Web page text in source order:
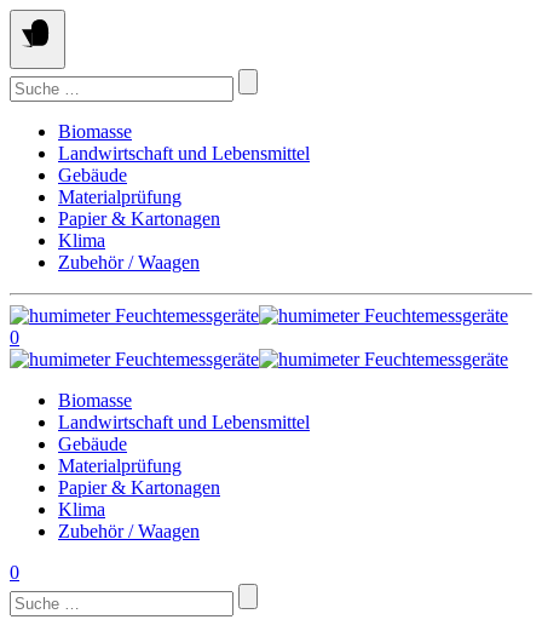
Springe
zum
Inhalt
Suchen
nach:
Biomasse
Landwirtschaft und Lebensmittel
Gebäude
Materialprüfung
Papier & Kartonagen
Klima
Zubehör / Waagen
0
Biomasse
Landwirtschaft und Lebensmittel
Gebäude
Materialprüfung
Papier & Kartonagen
Klima
Zubehör / Waagen
0
Suchen
nach: